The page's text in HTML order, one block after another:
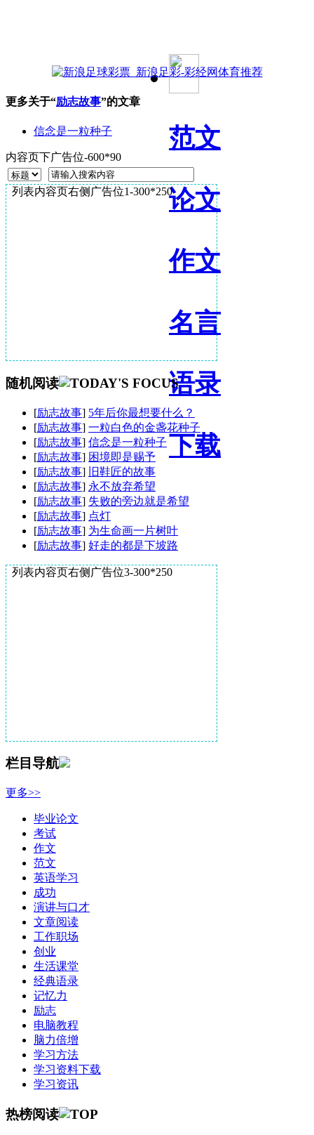
范文
论文
作文
名言
语录
下载
更多关于“励志故事”的文章
信念是一粒种子
内容页下广告位-600*90
列表内容页右侧广告位1-300*250
随机阅读
[励志故事] 5年后你最想要什么？
[励志故事] 一粒白色的金盏花种子
[励志故事] 信念是一粒种子
[励志故事] 困境即是赐予
[励志故事]
旧鞋匠的故事
[励志故事] 永不放弃希望
[励志故事] 失败的旁边就是希望
[励志故事] 点灯
[励志故事] 为生命画一片树叶
[励志故事] 好走的都是下坡路
列表内容页右侧广告位3-300*250
栏目导航
更多>>
毕业论文
考试
作文
范文
英语学习
成功
演讲与口才
文章阅读
工作职场
创业
生活课堂
经典语录
记忆力
励志
电脑教程
脑力倍增
学习方法
学习资料下载
学习资讯
热榜阅读